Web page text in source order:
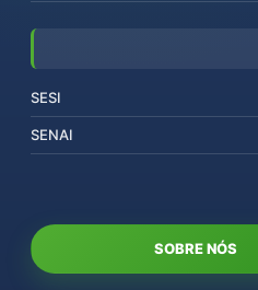
SESI
SENAI
SOBRE NÓS